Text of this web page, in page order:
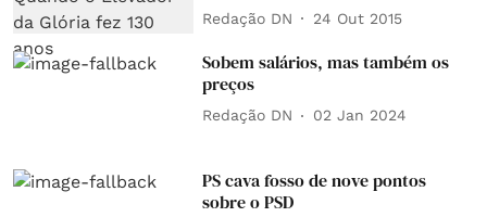
Redação DN 24 Out 2015
Sobem salários, mas também os
preços
Redação DN 02 Jan 2024
PS cava fosso de nove pontos
sobre o PSD